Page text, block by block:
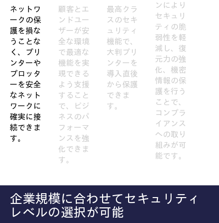
ネットワ
ークの保
護を損な
うことな
く、プリ
ンターや
プロッタ
ーを安全
なネット
ワークに
確実に接
続できま
す。
顧客とエ
ンドユー
ザーが安
全な環境
で最適な
機能を実
現できる
よう支援
すること
で、ビジ
ネスのパ
フォーマ
ンスを強
化できま
す。
最高クラ
スのセキ
ュリティ
機能で、
大判プリ
ンターを
導入直後
から保護
できま
す。
ンにより
セキュリ
ティの脆
弱性を軽
減し、復
元力の強
化、機密
情報の保
護を行う
ことで、
コンプラ
イアンス
への取り
組みが可
能です。
企業規模に合わせてセキュリティ
レベルの選択が可能